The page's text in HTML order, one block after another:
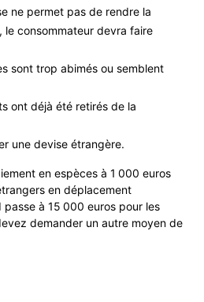
ne permet pas de rendre la
le consommateur devra faire
sont trop abimés ou semblent
ont déjà été retirés de la
une devise étrangère.
en espèces à 1 000 euros
en déplacement
à 15 000 euros pour les
demander un autre moyen de